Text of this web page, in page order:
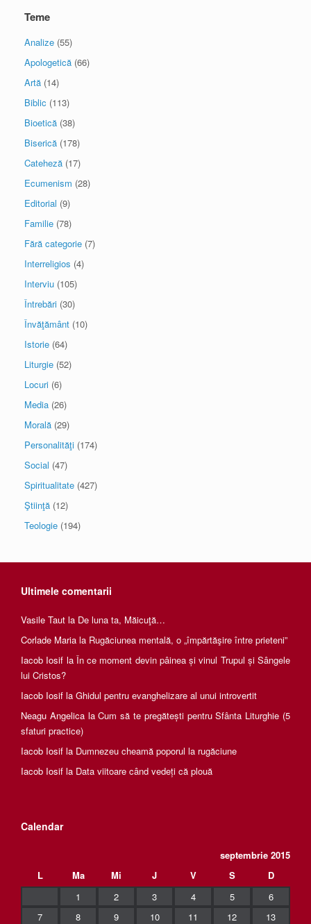
Teme
Analize (55)
Apologetică (66)
Artă (14)
Biblic (113)
Bioetică (38)
Biserică (178)
Cateheză (17)
Ecumenism (28)
Editorial (9)
Familie (78)
Fără categorie (7)
Interreligios (4)
Interviu (105)
Întrebări (30)
Învăţământ (10)
Istorie (64)
Liturgie (52)
Locuri (6)
Media (26)
Morală (29)
Personalităţi (174)
Social (47)
Spiritualitate (427)
Ştiinţă (12)
Teologie (194)
Ultimele comentarii
Vasile Taut la De luna ta, Măicuţă…
Corlade Maria la Rugăciunea mentală, o „împărtăşire între prieteni”
Iacob Iosif la În ce moment devin pâinea și vinul Trupul și Sângele
lui Cristos?
Iacob Iosif la Ghidul pentru evanghelizare al unui introvertit
Neagu AngelicalaCum să te pregătești pentru Sfânta Liturghie (5
sfaturi practice)
Iacob Iosif la Dumnezeu cheamă poporul la rugăciune
Iacob Iosif la Data viitoare când vedeți că plouă
Calendar
septembrie 2015
L
Ma Mi J V S
D
1
2 3 4 5
6
7
8 9 10 11 12 13